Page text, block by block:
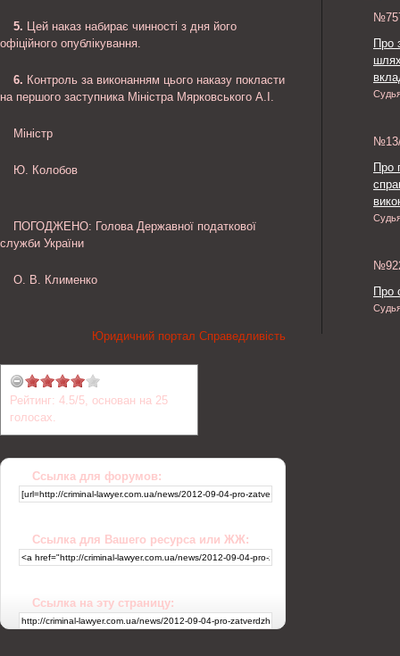
5. Цей наказ набирає чинності з дня його
офіційного опублікування.
6. Контроль за виконанням цього наказу покласти
на першого заступника Міністра Мярковського А.І.
Міністр
Ю. Колобов
ПОГОДЖЕНО: Голова Державної податкової
служби України
О. В. Клименко
Юридичний портал Справедливість
Рейтинг: 4.5/5, основан на 25
голосах.
Ссылка для форумов:
Ссылка для Вашего ресурса или ЖЖ:
Ссылка на эту страницу:
Про
Про
Про